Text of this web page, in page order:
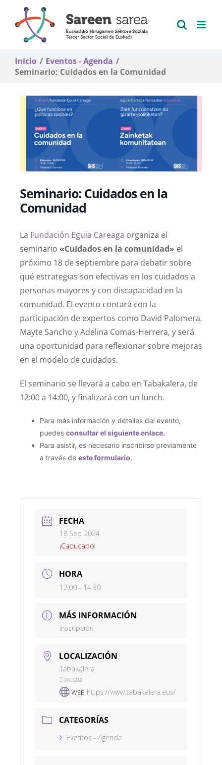
contenido
Inicio
Eventos - Agenda
Seminario: Cuidados en la Comunidad
Seminario: Cuidados en la
Comunidad
La Fundación Eguia Careaga organiza el
seminario «Cuidados en la comunidad» el
próximo 18 de septiembre para debatir sobre
qué estrategias son efectivas en los cuidados a
personas mayores y con discapacidad en la
comunidad. El evento contará con la
participación de expertos como David Palomera,
Mayte Sancho y Adelina Comas-Herrera, y será
una oportunidad para reflexionar sobre mejoras
en el modelo de cuidados.
El seminario se llevará a cabo en Tabakalera, de
12:00 a 14:00, y finalizará con un lunch.
Para más información y detalles del evento,
puedes consultar el siguiente enlace.
Para asistir, es necesario inscribirse previamente
a través de este formulario.
FECHA
18 Sep 2024
¡Caducado!
HORA
12:00 - 14:30
MÁS INFORMACIÓN
Inscripción
LOCALIZACIÓN
Tabakalera
Donostia
WEB https://www.tabakalera.eus/
CATEGORÍAS
Eventos - Agenda